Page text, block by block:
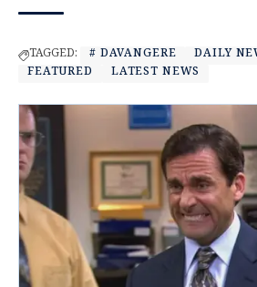
TAGGED: # DAVANGERE
DAILY
FEATURED
LATEST NEWS